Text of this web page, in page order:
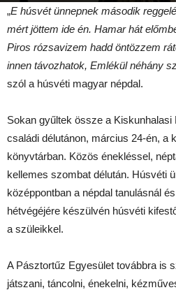
„E húsvét ünnepnek második
mért jöttem ide én. Hamar hát
Piros rózsavizem hadd öntözzem
innen távozhatok, Emlékül néhány
szól a húsvéti magyar népdal.
Sokan gyűltek össze a Kiskunhalasi
családi délutánon, március 24-én, a
könyvtárban. Közös énekléssel,
kellemes szombat délután. Húsvéti
középpontban a népdal tanulásnál
hétvégéjére készülvén húsvéti
a szüleikkel.
A Pásztortűz Egyesület továbbra is s
játszani, táncolni, énekelni,